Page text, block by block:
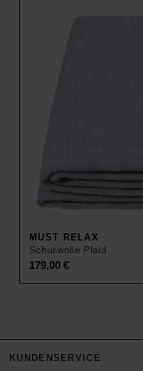
MUST RELAX
Schurwolle Plaid
179,00 €
KUNDENSERVICE